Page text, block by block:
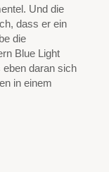
Und die
dass er ein
die
Blue Light
daran sich
in einem